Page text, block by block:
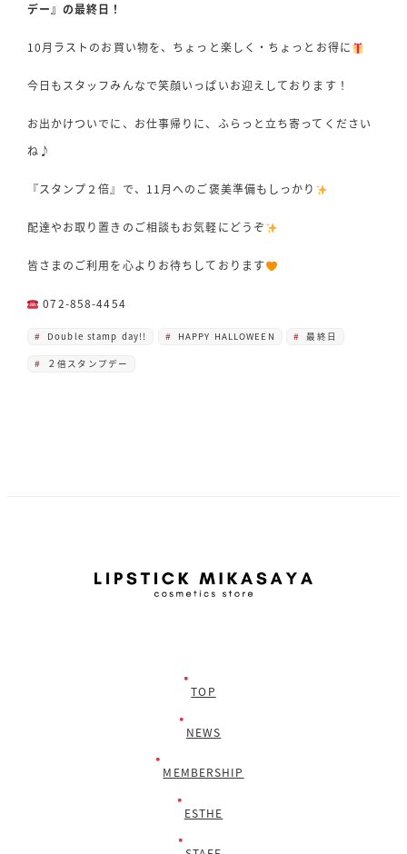
デー』の最終日！
10月ラストのお買い物を、ちょっと楽しく・ちょっとお得に
今日もスタッフみんなで笑顔いっぱいお迎えしております！
お出かけついでに、お仕事帰りに、ふらっと立ち寄ってください
ね♪
『スタンプ２倍』で、11月へのご褒美準備もしっかり
配達やお取り置きのご相談もお気軽にどうぞ
皆さまのご利用を心よりお待ちしております
072-858-4454
Double stamp day!! HAPPY HALLOWEEN 最終日
２倍スタンプデー
TOP
NEWS
MEMBERSHIP
ESTHE